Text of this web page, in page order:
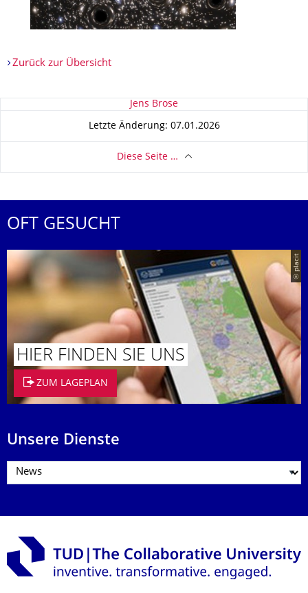
Zurück zur Übersicht
Zu dieser Seite Jens Brose
Letzte Änderung: 07.01.2026
Diese Seite …
OFT GESUCHT
© placit
HIER FINDEN SIE UNS
ZUM LAGEPLAN
Unsere Dienste